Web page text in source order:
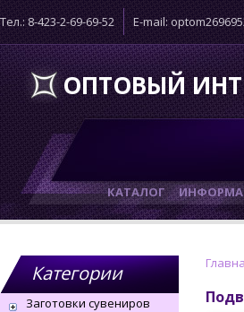
Тел.: 8-423-2-69-69-52 E-mail:
ОПТОВЫЙ
КАТАЛОГ
Категории
Заготовки сувениров